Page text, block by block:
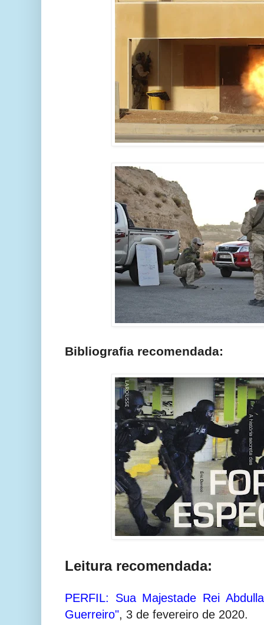
Bibliografia recomendada:
Leitura recomendada:
PERFIL: Sua Majestade Rei
Guerreiro", 3 de fevereiro de 2020.